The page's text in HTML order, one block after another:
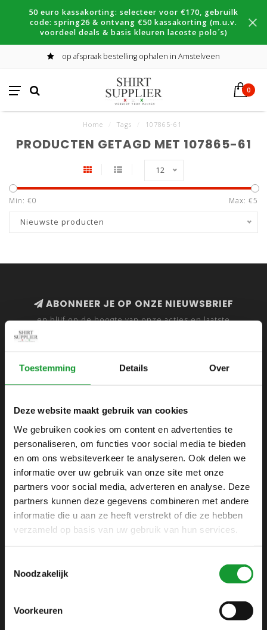
Toestemming Details Over
Deze website maakt gebruik van cookies
We gebruiken cookies om content en advertenties te
personaliseren, om functies voor social media te bieden
en om ons websiteverkeer te analyseren. Ook delen we
informatie over uw gebruik van onze site met onze
partners voor social media, adverteren en analyse. Deze
partners kunnen deze gegevens combineren met andere
informatie die u aan ze heeft verstrekt of die ze hebben
verzameld op basis van uw gebruik van hun services.
Noodzakelijk
Voorkeuren
50 euro kassakorting: selecteer voor €170, gebruilk
code: spring26 & ontvang €50 kassakorting (m.u.v.
voordeel deals & basis kleuren lacoste polo´s)
op afspraak bestelling ophalen in Amstelveen
0
Home Tags 107865-61
PRODUCTEN GETAGD MET 107865-61
12
Min: €0 Max: €5
Nieuwste producten
ABONNEER JE OP ONZE NIEUWSBRIEF
en blijf op de hoogte van onze acties en laatste
SHIRTSUPPLIER.NL
Webshop voor mannen
Zijlijnstraat 24
1433 DC
+31 6 42 52 32 80
+31 6 42 52 32 80